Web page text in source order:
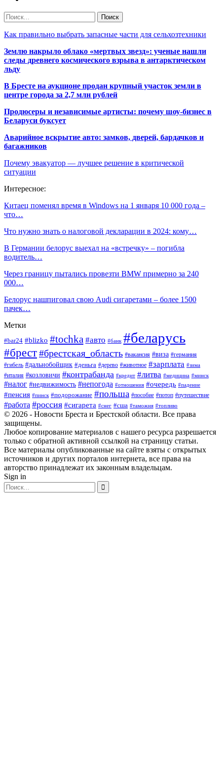
Как правильно выбрать запасные части для сельхозтехники
Землю накрыло облако «мертвых звезд»: ученые нашли
следы древнего космического взрыва в антарктическом
льду
В Бресте на аукционе продан крупный участок земли в
центре города за 2,7 млн рублей
Продюсеры и независимые артисты: почему шоу-бизнес в
Беларуси буксует
Аварийное вскрытие авто: замков, дверей, бардачков и
багажников
Почему эвакуатор — лучшее решение в критической
ситуации
Интересное:
Китаец поменял время в Windows на 1 января 10 000 года –
что…
Что нужно знать о налоговой декларации в 2024: кому…
В Германии белорус выехал на «встречку» – погибла
водитель…
Через границу пытались провезти BMW примерно за 240
000…
Белорус нашпиговал свою Audi сигаретами – более 1500
пачек…
Метки
#bar24 #blizko #tochka #авто #банк #беларусь
#брест#брестская_область #вакансия #виза #германия
#гибель #дальнобойщик #деньга #дерево #животное #зарплата #зима
#италия #козловичи #контрабанда #кредит #литва #медицина #минск
#налог #недвижимость #непогода #отношения #очередь #падение
#пенсия #пинск #подорожание #польша #пособие #потоп #путешествие
#работа #россия #сигарета #снег #сша #таможня #топливо
© 2026 - Новости Бреста и Брестской области. Все права
защищены.
Любое копирование материалов с нашего ресурса разрешается
только с обратной активной ссылкой на страницу статьи.
Все материалы опубликованные на сайте взяты с открытых
источников и других порталов интернета, все права на
авторство принадлежат их законным владельцам.
Sign in